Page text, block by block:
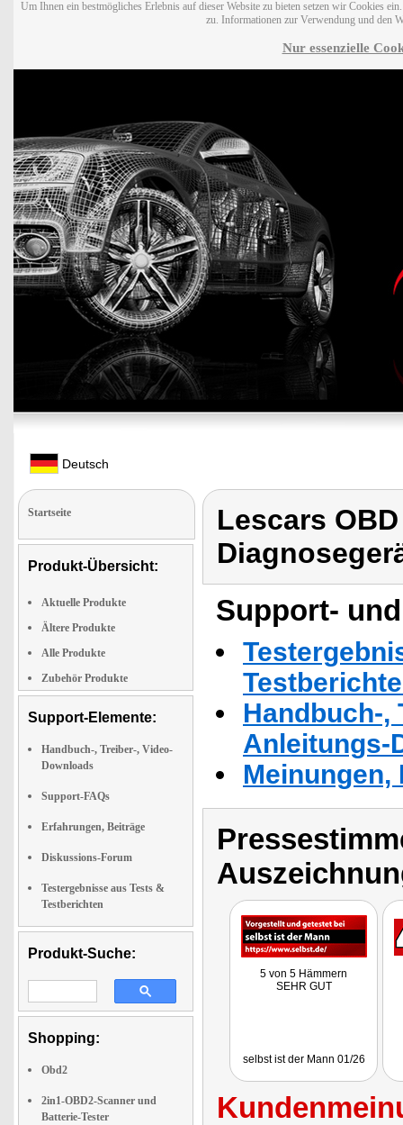
Um Ihnen ein bestmögliches Erlebnis auf dieser Website zu bieten setzen wir Cookies
zu. Informationen zur Verwendung und den
Nur essenzielle
Deutsch
Startseite
Produkt-Übersicht:
Aktuelle Produkte
Ältere Produkte
Alle Produkte
Zubehör Produkte
Support-Elemente:
Handbuch-, Treiber-, Video-
Downloads
Support-FAQs
Erfahrungen, Beiträge
Diskussions-Forum
Testergebnisse aus Tests &
Testberichten
Produkt-Suche:
Shopping:
Obd2
2in1-OBD2-Scanner und
Batterie-Tester
Lescars
Support-
Handbuch-,
Anleitungs-
5 von 5 Hämmern
SEHR GUT
selbst ist der Mann 01/26